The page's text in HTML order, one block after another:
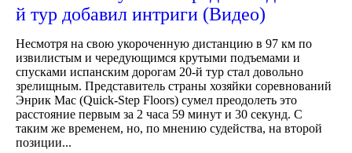
й тур добавил интриги (Видео)
Несмотря на свою укороченную дистанцию в 97 км по
извилистым и чередующимся крутыми подъемами и
спусками испанским дорогам 20-й тур стал довольно
зрелищным. Представитель страны хозяйки соревнований
Энрик Мас (Quick-Step Floors) сумел преодолеть это
расстояние первым за 2 часа 59 минут и 30 секунд. С
таким же временем, но, по мнению судейства, на второй
позиции...